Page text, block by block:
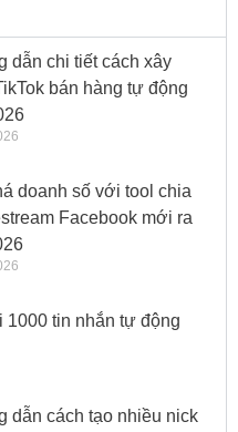
dẫn chi tiết cách xây
bán hàng tự động
doanh số với tool chia
Facebook mới ra
1000 tin nhắn tự động
dẫn cách tạo nhiều nick